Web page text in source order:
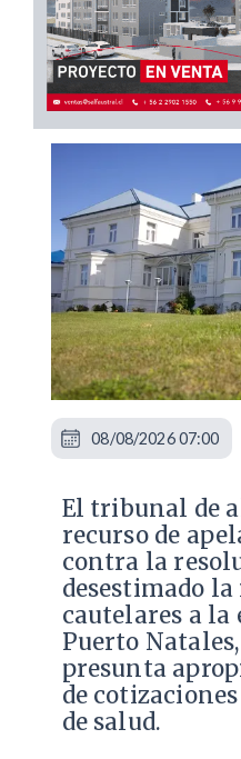
​El tribunal de
recurso de
contra la
desestimado
cautelares a la
Puerto
presunta
de
de salud.
08/08/2026 07:00